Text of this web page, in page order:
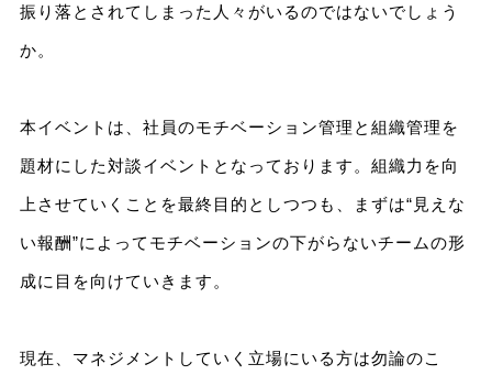
振り落とされてしまった人々がいるのではないでしょう
か。
本イベントは、社員のモチベーション管理と組織管理を
題材にした対談イベントとなっております。組織力を向
上させていくことを最終目的としつつも、まずは“見えな
い報酬”によってモチベーションの下がらないチームの形
成に目を向けていきます。
現在、マネジメントしていく立場にいる方は勿論のこ